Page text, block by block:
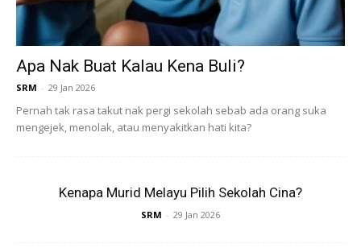
Kelewatan membuat semakan atau pendaftaran boleh
menyebabkan tawaran terbatal, jadi pastikan semua tarikh
ini dipatuhi.
Apa Nak Buat Kalau Kena Buli?
SRM - 29 Jan 2026
Pernah tak rasa takut nak pergi sekolah sebab ada orang suka
mengejek, menolak, atau menyakitkan hati kita?
Kenapa Murid Melayu Pilih Sekolah Cina?
SRM - 29 Jan 2026